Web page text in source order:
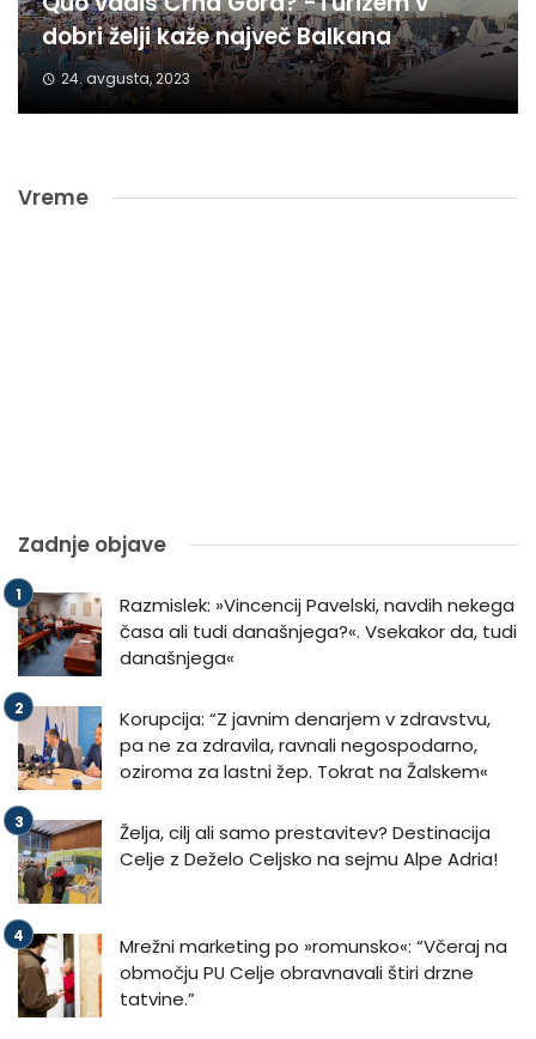
dobri želji kaže največ Balkana
24. avgusta, 2023
Vreme
Zadnje objave
Razmislek: »Vincencij Pavelski, navdih nekega
časa ali tudi današnjega?«. Vsekakor da, tudi
današnjega«
Korupcija: “Z javnim denarjem v zdravstvu,
pa ne za zdravila, ravnali negospodarno,
oziroma za lastni žep. Tokrat na Žalskem«
Želja, cilj ali samo prestavitev? Destinacija
Celje z Deželo Celjsko na sejmu Alpe Adria!
Mrežni marketing po »romunsko«: “Včeraj na
območju PU Celje obravnavali štiri drzne
tatvine.”